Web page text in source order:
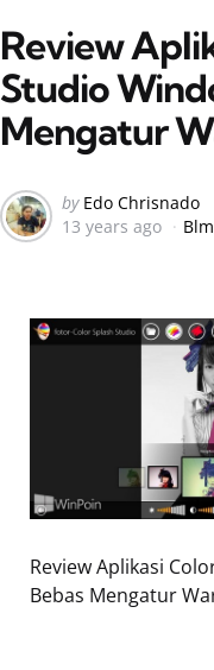
Review
Studio
Mengatur
Posted
by
by Edo Chrisnado
13 years ago
Review Aplikasi
Bebas Mengatur